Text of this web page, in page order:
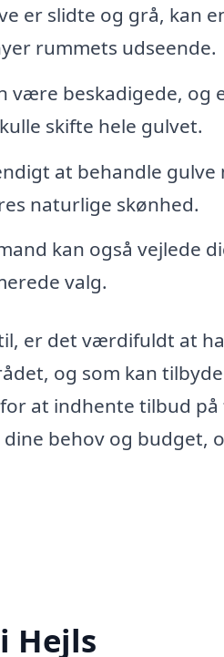
er slidte og grå, kan
rummets udseende.
være beskadigede, og
skifte hele gulvet.
at behandle gulve
naturlige skønhed.
kan også vejlede
valg.
er det værdifuldt at
og som kan
at indhente tilbud
behov og budget,
Hejls